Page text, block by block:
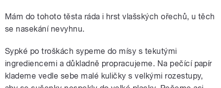
Mám do tohoto těsta ráda i hrst vlašských ořechů, u těch
se nasekání nevyhnu.
Sypké po troškách sypeme do mísy s tekutými
ingrediencemi a důkladně propracujeme. Na pečící papír
klademe vedle sebe malé kuličky s velkými rozestupy,